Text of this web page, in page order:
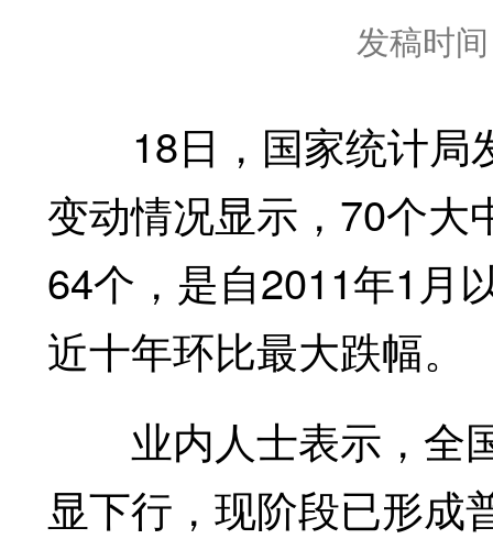
发稿时
18日，国家统计局
变动情况显示，70个大
64个，是自2011年1月
近十年环比最大跌幅。
业内人士表示，全
显下行，现阶段已形成